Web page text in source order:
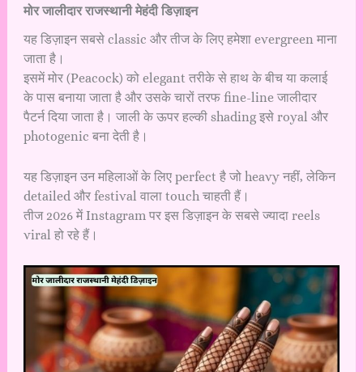
मोर जालीदार राजस्थानी मेहंदी डिज़ाइन
यह डिज़ाइन सबसे classic और तीज के लिए हमेशा evergreen माना
जाता है।
इसमें मोर (Peacock) को elegant तरीके से हाथ के बीच या कलाई
के पास बनाया जाता है और उसके चारों तरफ fine-line जालीदार
पैटर्न दिया जाता है। जाली के ऊपर हल्की shading इसे royal और
photogenic बना देती है।
यह डिज़ाइन उन महिलाओं के लिए perfect है जो heavy नहीं, लेकिन
detailed और festival वाला touch चाहती हैं।
तीज 2026 में Instagram पर इस डिज़ाइन के सबसे ज्यादा reels
viral हो रहे हैं।